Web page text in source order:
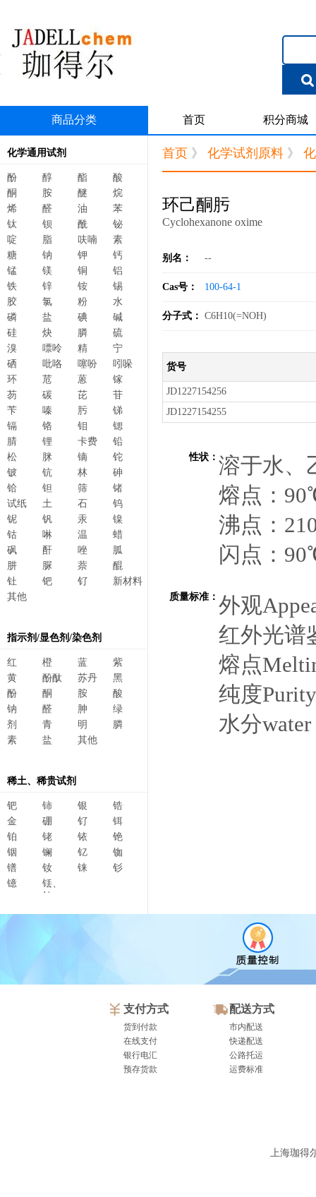
商品分类 首页 积分商城
化学通用试剂
酚 醇 酯
酸
酮
胺 醚
烷
烯
醛 油
苯
钛
钡 酰
铋
啶
脂 呋喃
素
糖
钠 钾
钙
锰
镁 铜
铝
铁
锌 铵
锡
胶
氯 粉
水
磷
盐 碘
碱
硅
炔 膦
硫
溴
嘌呤 精
宁
硒
吡咯 噻吩
吲哚
环
苊 蒽
镓
芴
碳 芘
苷
苄
嗪 肟
锑
镉
铬 钼
锶
腈
锂 卡费
铅
松
脒 镝
铊
铍
钪 林
砷
铪
钽 筛
锗
试纸
土 石
钨
铌
钒 汞
镍
钴
啉 温
蜡
砜
酐 唑
胍
肼
脲 萘
醌
钍
钯 钌
新材料
其他
指示剂/显色剂/染色剂
红 橙 蓝
紫
黄
酚酞 苏丹
黑
酚
酮 胺
酸
钠
醛 胂
绿
剂
青 明
膦
素
盐 其他
稀土、稀贵试剂
钯 铈 银
锆
金
硼 钌
铒
铂
铑 铱
铯
铟
镧 钇
铷
镨
钕 铼
钐
镱
铥、
钆、
首页 》 化学试剂原料 》
环己酮肟
Cyclohexanone oxime
别名： --
Cas号： 100-64-1
分子式： C6H10(=NOH)
货号
JD1227154256
JD1227154255
性状： 溶于水、
熔点：
沸点：
闪点：
质量标准： 外观
红外光谱
熔点
纯度
水分
支付方式
货到付款
在线支付
银行电汇
预存货款
配送方式
市内配送
快递配送
公路托运
运费标准
上海珈得